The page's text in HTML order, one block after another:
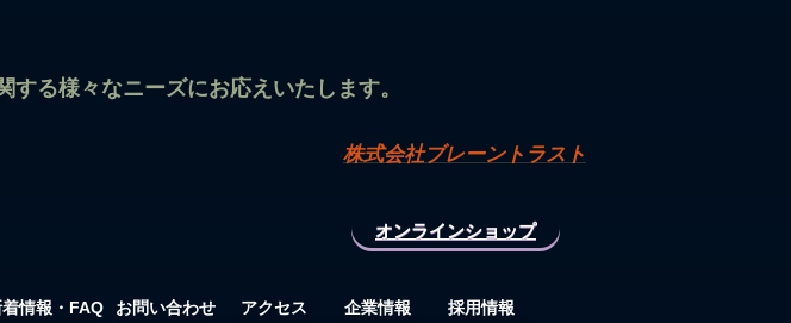
る様々なニーズにお応えいたします。
株式会社ブレーントラスト
オンラインショップ
着情報・FAQ お問い合わせ アクセス 企業情報 採用情報